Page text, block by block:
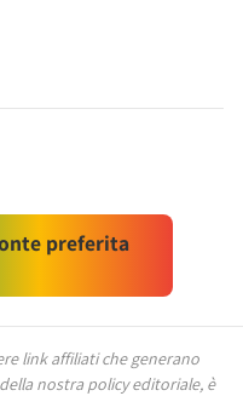
preferita
link affiliati che generano
nostra policy editoriale, è